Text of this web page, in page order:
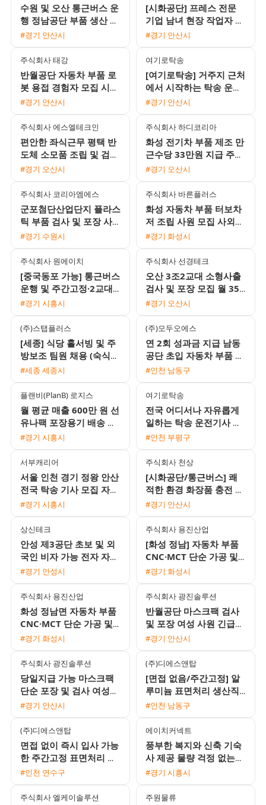
수원 및 오산 통근버스 운
행 정남공단 부품 생산 조
립 검사 모집
#경기 안산시
[시화공단] 프레스 전문
기업 남녀 현장 작업자 모
집 (초보 가능)
#경기 안산시
주식회사 태강
반월공단 자동차 부품 로
봇 용접 경험자 모집 시급
10920원 주간 근무 및 통
#경기 안산시
여기로탁송
[여기로탁송] 거주지 근처
에서 시작하는 탁송 운전
기사 모집 (일급 18만원 /
#경기 안산시
주식회사 에스엘테크인
편안한 좌식근무 평택 반
도체 소모품 조립 및 검사
주간고정 채용 상여120%
#경기 오산시
주식회사 하디코리아
화성 전기차 부품 제조 만
근수당 33만원 지급 주간
고정 사원 모집
#경기 오산시
주식회사 코리아엠에스
군포첨단산업단지 플라스
틱 부품 검사 및 포장 사
원 모집 주급 정산 가능
#경기 수원시
주식회사 바른플러스
화성 자동차 부품 터보차
저 조립 사원 모집 사외기
숙사 가능 자차 필수
#경기 화성시
주식회사 원에이치
[중국동포 가능] 통근버스
운행 및 주간고정·2교대
맞춤 일자리 채용
#경기 시흥시
주식회사 선경테크
오산 3조2교대 소형사출
검사 및 포장 모집 월 350
만에서 370만원 이상 기
행
#경기 오산시
(주)스탭플러스
[세종] 식당 홀서빙 및 주
방보조 팀원 채용 (숙식
지원 가능)
#세종 세종시
(주)모두오에스
연 2회 성과금 지급 남동
공단 초입 자동차 부품 회
사 주간 조립 및 검사 사
#인천 남동구
플랜비(PlanB) 로지스
월 평균 매출 600만 원 선
유나팩 포장용기 배송 기
사 모집 경력 무관 외국인
#경기 시흥시
여기로탁송
전국 어디서나 자유롭게
일하는 탁송 운전기사 모
집 / 월 450만원 수준 / 초
#인천 부평구
서부캐리어
서울 인천 경기 정왕 안산
전국 탁송 기사 모집 자차
없이 초보 가능
#경기 시흥시
주식회사 천상
[시화공단/통근버스] 쾌
적한 환경 화장품 충전 및
검사 여성 사원 모집 (내
#경기 안산시
상신테크
안성 제3공단 초보 및 외
국인 비자 가능 전자 자동
차 부품 조립 검수 용접
#경기 안성시
주식회사 용진산업
[화성 정남] 자동차 부품
CNC·MCT 단순 가공 및
치수 측정 생산직 모집
#경기 화성시
주식회사 용진산업
화성 정남면 자동차 부품
CNC·MCT 단순 가공 및
측정 생산직 채용
#경기 화성시
주식회사 광진솔루션
반월공단 마스크팩 검사
및 포장 여성 사원 긴급
모집
#경기 안산시
주식회사 광진솔루션
당일지급 가능 마스크팩
단순 포장 및 검사 여성
사원 채용
#경기 안산시
(주)디에스앤탑
[면접 없음/주간고정] 알
루미늄 표면처리 생산직
모집 (시급 10520원 / 주
#인천 남동구
(주)디에스앤탑
면접 없이 즉시 입사 가능
한 주간고정 표면처리 생
산직 모집 (시급 10520원
#인천 연수구
에이치커넥트
풍부한 복지와 신축 기숙
사 제공 물량 걱정 없는
전자부품 생산직 모집
#경기 시흥시
주식회사 엘케이솔루션 주원물류